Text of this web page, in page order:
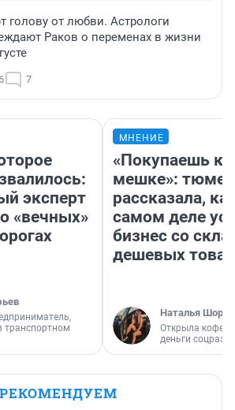
голову от любви. Астрологи
Раков о переменах в жизни
7
эксперт
«вечных»
транспортном
МНЕНИЕ
«Покупаешь
мешке»:
рассказала,
самом деле
бизнес со
дешевых
Наталья
Открыла
деньги
РЕКОМЕНДУЕМ